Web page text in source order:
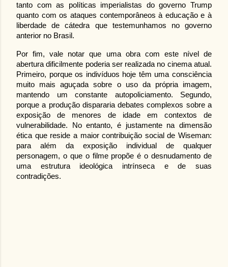
tanto com as políticas imperialistas do governo Trump
quanto com os ataques contemporâneos à educação e à
liberdade de cátedra que testemunhamos no governo
anterior no Brasil.
Por fim, vale notar que uma obra com este nível de
abertura dificilmente poderia ser realizada no cinema atual.
Primeiro, porque os indivíduos hoje têm uma consciência
muito mais aguçada sobre o uso da própria imagem,
mantendo um constante autopoliciamento. Segundo,
porque a produção dispararia debates complexos sobre a
exposição de menores de idade em contextos de
vulnerabilidade. No entanto, é justamente na dimensão
ética que reside a maior contribuição social de Wiseman:
para além da exposição individual de qualquer
personagem, o que o filme propõe é o desnudamento de
uma estrutura ideológica intrínseca e de suas
contradições.